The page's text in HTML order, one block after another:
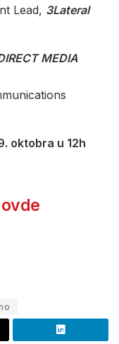
Lead, 3Lateral
MEDIA
oktobra u 12h